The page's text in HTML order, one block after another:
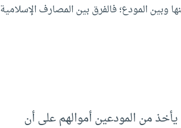
وبين المودع؛ فالفرق بين المصارف الإسلامية
يأخذ من المودعين أموالهم على أن